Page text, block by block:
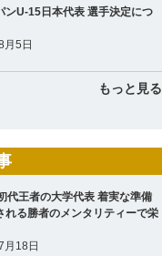
ンU-15日本代表 選手決定につ
月5日
もっと見る
代王者の大学代表 着実な準備
れる勝者のメンタリティーで栄
月18日